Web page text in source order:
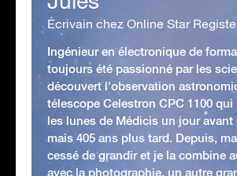
Écrivain chez Online Star
Ingénieur en électronique de
toujours été passionné par les
découvert l'observation
télescope Celestron CPC 1100 qui
les lunes de Médicis un jour avant
mais 405 ans plus tard. Depuis,
cessé de grandir et je la combine
avec la photographie, un autre